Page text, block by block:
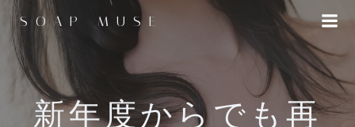
ツ
へ
ス
SOAP MUSE
新年度からでも再